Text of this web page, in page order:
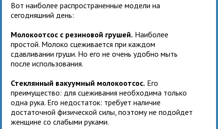
Вот наиболее распространенные модели на
сегодняшний день:
Молокоотсос с резиновой грушей. Наиболее
простой. Молоко сцеживается при каждом
сдавливании груши. Но его не очень удобно мыть
после использования.
Стеклянный вакуумный молокоотсос. Его
преимущество: для сцеживания необходима только
одна рука. Его недостаток: требует наличие
достаточной физической силы, поэтому не подойдет
женщине со слабыми руками.